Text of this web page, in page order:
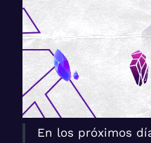
En los próximos